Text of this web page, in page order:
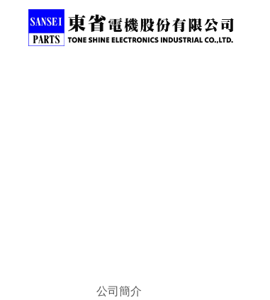
公司簡介